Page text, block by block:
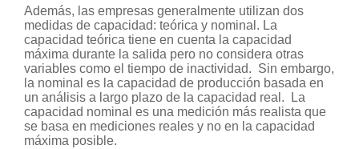
Además, las empresas generalmente utilizan dos
medidas de capacidad: teórica y nominal. La
capacidad teórica tiene en cuenta la capacidad
máxima durante la salida pero no considera otras
variables como el tiempo de inactividad. Sin embargo,
la nominal es la capacidad de producción basada en
un análisis a largo plazo de la capacidad real. La
capacidad nominal es una medición más realista que
se basa en mediciones reales y no en la capacidad
máxima posible.